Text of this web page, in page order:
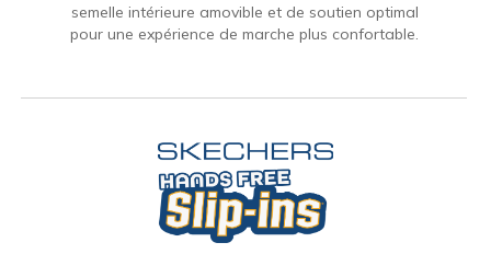
semelle intérieure amovible et de soutien optimal
pour une expérience de marche plus confortable.